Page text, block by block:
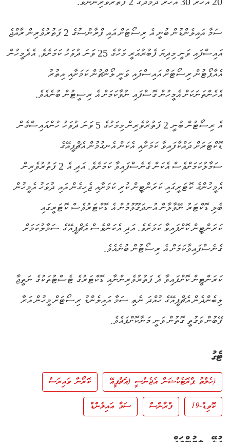
ސަމާ އައިލެންޑުން ބުނީ އެ ރިސޯޓަށް އައި ފްރާންސުގެ 2 ފަތުރުވެރިން ރާއްޖެ
އައިސްފައި ވަނީ މިދިޔަ ފެބުރުއަރީ މަހުގެ 25 ވަނަ ދުވަހު ކަމަށެވެ. އެދެމީހުން
އެއާޕޯޓުން ރިސޯޓަށް އައިސްފައި ވަނީ ލޯންޗުން ކަމަށާއި އިތުރު
އެހެންތަނަކަށް އެމީހުން ގޮސްފައި ނުވާކަމަށް އެ ރިސީޓުން ބުނެއެވެ.
އެ ރިސޯޓުން ބުނީ 2 ފަތުރުވެރިން މިމަހުގެ 5 ވަނަ ދުވަހު ހުންއައިސްގެން
ޑޮކްޓަރަށް ދައްކާފައިވާ ކަމަށާއި އެކަން އެނގުމުން އެޗްޕީއޭގެ
ސަމާލުކަމަށްވެސް އެކަން ގެނެސްފައިވާ ކަމަށެވެ. އަދި އެ 2 ފަތުރުވެރިން
އެމީހުންގެ ކޮޓަރީގައި ކަރަންޓީން ކުރި ކަމަށާއި ޖެހިގެން އައި ދުވަހު އެމީހުން
ބެލި ޑޮކްޓަރު ނޭވާލާން އުނދަގޫވުމުން އެ ޑޮކްޓަރުވެސް ކޮޓަރީގައި
ކަރަންޓީން ކޮށްފައިވާ ކަމަށެވެ. އަދި އެކަންވެސް އެޗްޕީއޭގެ ސަމާލުކަމަށް
ގެނެސްފައިވާކަމަށް އެ ރިސޯޓުން ބުނެއެވެ.
ކަރަންޓީން ކޮށްފައިވާ ދެ ފަތުރުވެރިންނާއި ޑޮކްޓަރުގެ ޓެސްޓުތަކުގެ ނަތީޖާ
ލިބެންދެން އެޗްޕީއޭގެ ހުއްދަ ނެތި ސަމާ އައިލެންޑު ރިސޯޓަށް މީހުން އަރާ
ފޭބުން ވަގުތީ ގޮތުން ވަނީ މަނާކޮށްފައެވެ.
ޓެގު
(ހެލްތު ޕްރޮޓެކްޝަން އެޖެންސީ (އެޗްޕީއޭ
ކޮރޯނާ ވައިރަސް
ކޮވިޑް-19
ފްރާންސް ސަމާ އައިލެންޑް